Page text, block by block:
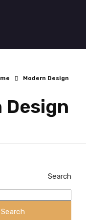
Modern Design
Search
Search